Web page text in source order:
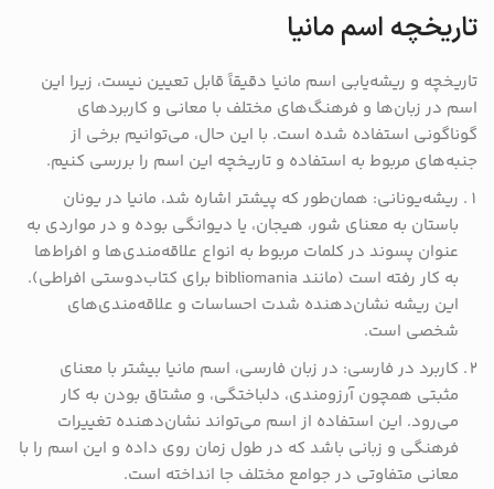
تاریخچه اسم مانیا
تاریخچه و ریشه‌یابی اسم مانیا دقیقاً قابل تعیین نیست، زیرا این
اسم در زبان‌ها و فرهنگ‌های مختلف با معانی و کاربردهای
گوناگونی استفاده شده است. با این حال، می‌توانیم برخی از
جنبه‌های مربوط به استفاده و تاریخچه این اسم را بررسی کنیم.
ریشه‌یونانی: همان‌طور که پیشتر اشاره شد، مانیا در یونان
باستان به معنای شور، هیجان، یا دیوانگی بوده و در مواردی به
عنوان پسوند در کلمات مربوط به انواع علاقه‌مندی‌ها و افراط‌ها
به کار رفته است (مانند bibliomania برای کتاب‌دوستی افراطی).
این ریشه نشان‌دهنده شدت احساسات و علاقه‌مندی‌های
شخصی است.
کاربرد در فارسی: در زبان فارسی، اسم مانیا بیشتر با معنای
مثبتی همچون آرزومندی، دلباختگی، و مشتاق بودن به کار
می‌رود. این استفاده از اسم می‌تواند نشان‌دهنده تغییرات
فرهنگی و زبانی باشد که در طول زمان روی داده و این اسم را با
معانی متفاوتی در جوامع مختلف جا انداخته است.